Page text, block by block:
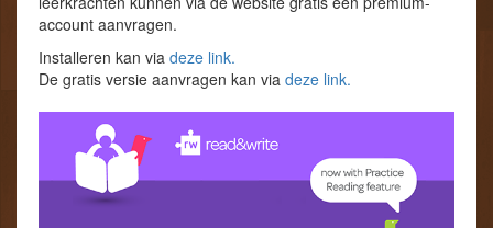
account aanvragen.
Installeren kan via deze link.
De gratis versie aanvragen kan via deze link.